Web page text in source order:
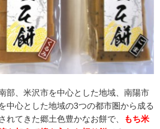
部、米沢市を中心とした地域、南陽市
中心とした地域の3つの都市圏から成る
れてきた郷土色豊かなお餅で、
もち米